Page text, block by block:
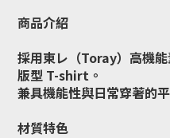
商品介紹
採用東レ（Toray）高機
版型 T-shirt。
兼具機能性與日常穿著的
材質特色